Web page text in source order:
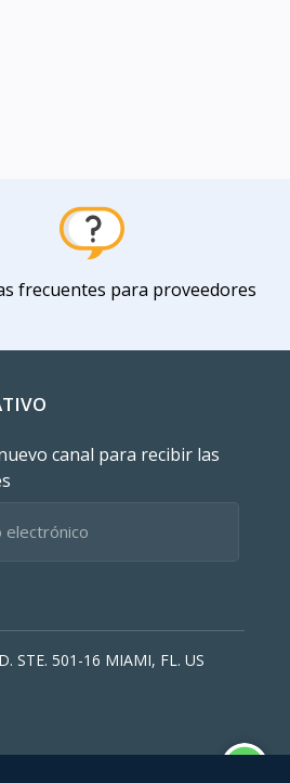
frecuentes para proveedores
canal para recibir las
STE. 501-16 MIAMI, FL. US